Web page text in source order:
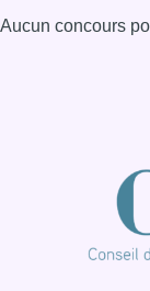
Aucun concours